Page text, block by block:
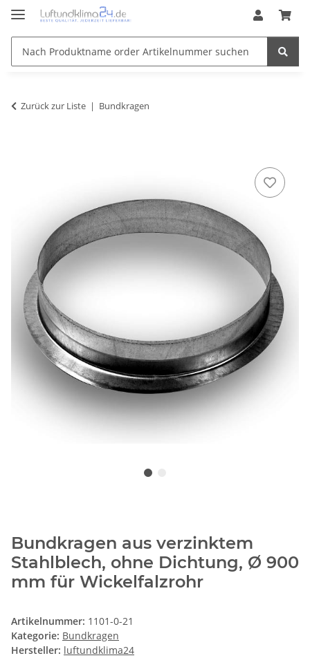
Zurück zur Liste Bundkragen
Bundkragen aus verzinktem
Stahlblech, ohne Dichtung, Ø 900
mm für Wickelfalzrohr
Artikelnummer: 1101-0-21
Kategorie: Bundkragen
Hersteller: luftundklima24